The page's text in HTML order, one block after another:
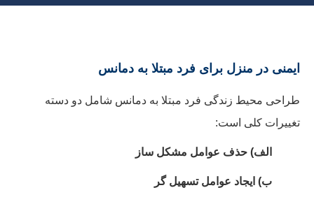
ایمنی در منزل برای فرد مبتلا به دمانس
طراحی محیط زندگی فرد مبتلا به دمانس شامل دو دسته
تغییرات کلی است:
الف) حذف عوامل مشکل ساز
ب) ايجاد عوامل تسهیل گر